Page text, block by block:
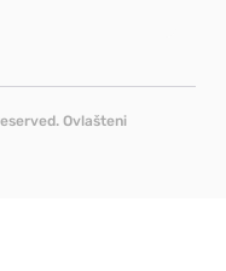
Ovlašteni